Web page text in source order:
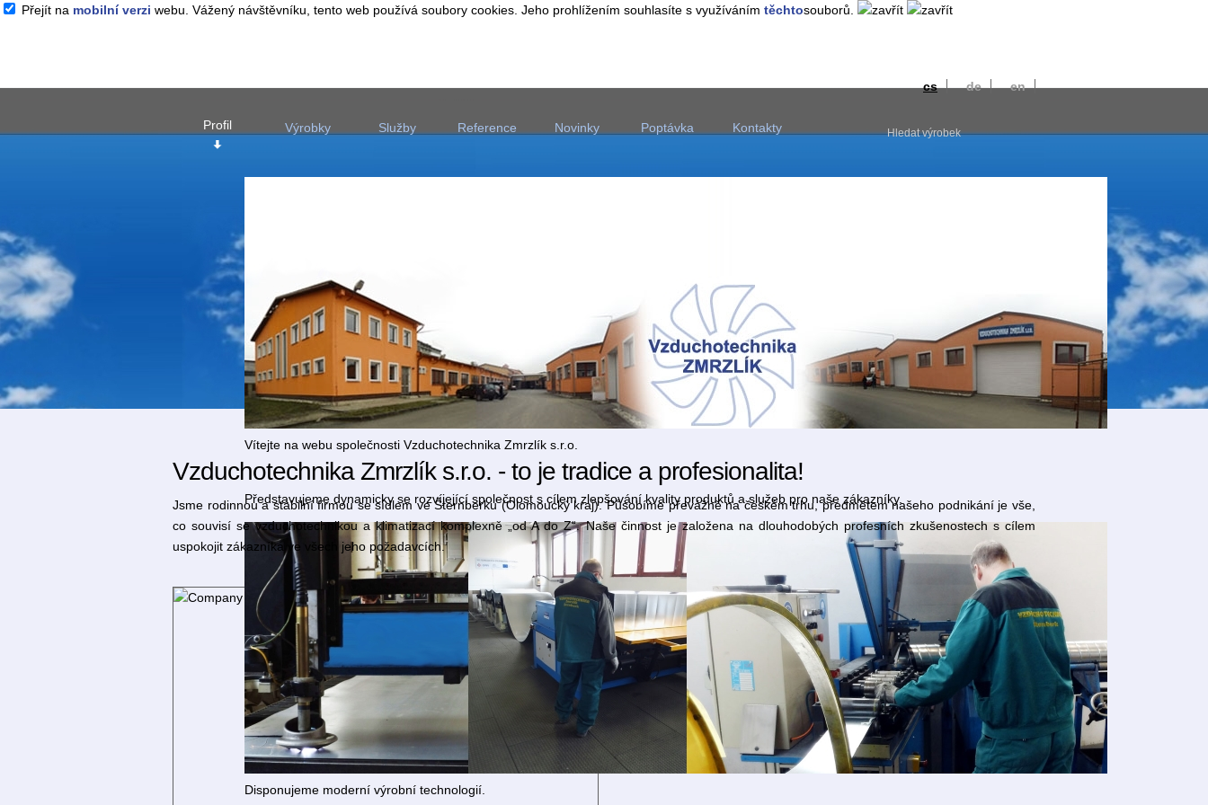
Přejít na mobilní verzi webu. Vážený návštěvníku, tento web používá soubory cookies. Jeho prohlížením souhlasíte s využíváním těchtosouborů.
cs de en
Profil Výrobky Služby Reference Novinky Poptávka Kontakty
Vítejte na webu společnosti Vzduchotechnika Zmrzlík s.r.o.
Představujeme dynamicky se rozvíjející společnost s cílem zlepšování kvality produktů a služeb pro naše zákazníky.
Disponujeme moderní výrobní technologií.
Vzduchotechnika Zmrzlík s.r.o. - to je tradice a profesionalita!
Jsme rodinnou a stabilní firmou se sídlem ve Šternberku (Olomoucký kraj). Působíme převážně na českém trhu, předmětem našeho podnikání je vše,
co souvisí se vzduchotechnikou a klimatizací komplexně „od A do Z“. Naše činnost je založena na dlouhodobých profesních zkušenostech s cílem
uspokojit zákazníka ve všech jeho požadavcích.
Více